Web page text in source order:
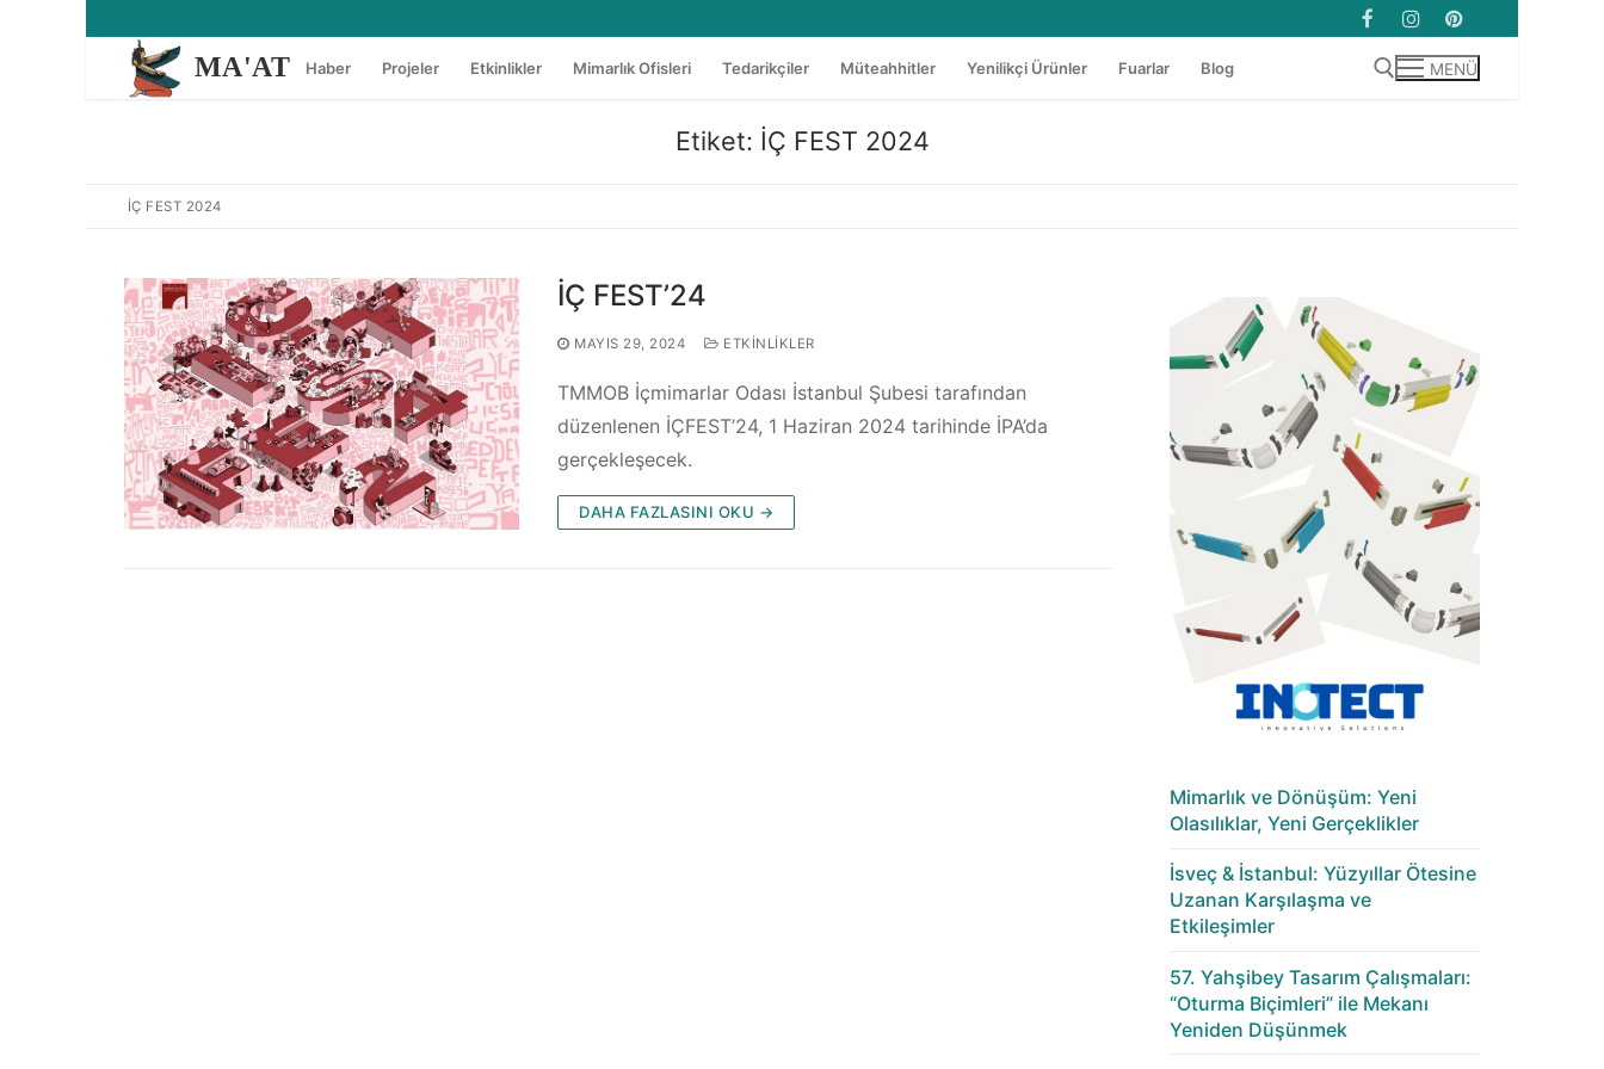
MA'AT Haber Projeler Etkinlikler Mimarlık Ofisleri Tedarikçiler Müteahhitler Yenilikçi Ürünler Fuarlar Blog MENÜ
Etiket: İÇ FEST 2024
İÇ FEST 2024
İÇ FEST’24
MAYIS 29, 2024 ETKINLIKLER
TMMOB İçmimarlar Odası İstanbul Şubesi tarafından
düzenlenen İÇFEST’24, 1 Haziran 2024 tarihinde İPA’da
gerçekleşecek.
DAHA FAZLASINI OKU →
Mimarlık ve Dönüşüm: Yeni
Olasılıklar, Yeni Gerçeklikler
İsveç & İstanbul: Yüzyıllar Ötesine
Uzanan Karşılaşma ve
Etkileşimler
57. Yahşibey Tasarım Çalışmaları:
“Oturma Biçimleri” ile Mekanı
Yeniden Düşünmek